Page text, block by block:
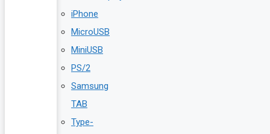
iPhone
MicroUSB
MiniUSB
PS/2
Samsung
TAB
Type-